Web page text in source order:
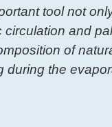
tool not
and
of
during the